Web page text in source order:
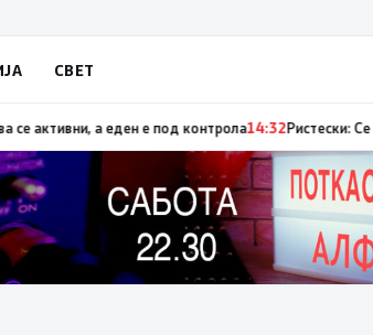
СВЕТ
а еден е под контрола14:32Ристески: Се